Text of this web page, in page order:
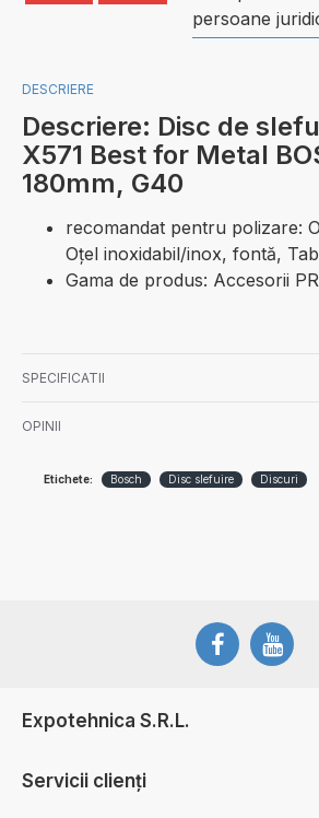
persoane
DESCRIERE
Descriere: Disc de
X571 Best for Metal
180mm, G40
recomandat pentru polizare:
Oţel inoxidabil/inox, fontă,
Gama de produs: Accesorii
SPECIFICATII
OPINII
Etichete: Bosch Disc slefuire Discuri
Expotehnica S.R.L.
Servicii clienți